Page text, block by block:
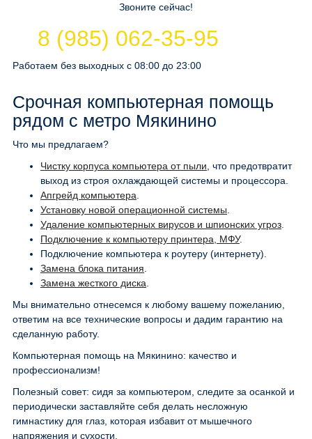
Звоните сейчас!
8 (985) 062-35-95
Работаем без выходных с 08:00 до 23:00
Срочная компьютерная помощь
рядом с метро Мякинино
Что мы предлагаем?
Чистку корпуса компьютера от пыли , что предотвратит
выход из строя охлаждающей системы и процессора.
Апгрейд компьютера
Установку новой операционной системы
Удаление компьютерных вирусов и шпионских угроз
Подключение к компьютеру принтера, МФУ.
Подключение компьютера к роутеру (интернету).
Замена блока питания
Замена жесткого диска
Мы внимательно отнесемся к любому вашему пожеланию,
ответим на все технические вопросы и дадим гарантию на
сделанную работу.
Компьютерная помощь на Мякинино: качество и
профессионализм!
Полезный совет: сидя за компьютером, следите за осанкой и
периодически заставляйте себя делать несложную
гимнастику для глаз, которая избавит от мышечного
напряжения и сухости.